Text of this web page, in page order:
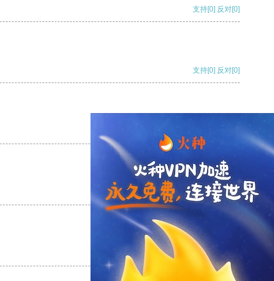
支持[0] 反对[0]
支持[0] 反对[0]
支持 [0] 反对[0]
支持[0] 反对